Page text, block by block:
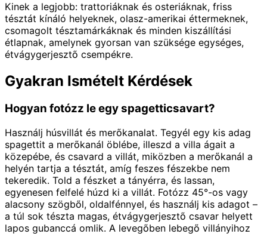
Kinek a legjobb: trattoriáknak és osteriáknak, friss
tésztát kínáló helyeknek, olasz-amerikai éttermeknek,
csomagolt tésztamárkáknak és minden kiszállítási
étlapnak, amelynek gyorsan van szüksége egységes,
étvágygerjesztő csempékre.
Gyakran Ismételt Kérdések
Hogyan fotózz le egy spagetticsavart?
Használj húsvillát és merőkanalat. Tegyél egy kis adag
spagettit a merőkanál öblébe, illeszd a villa ágait a
közepébe, és csavard a villát, miközben a merőkanál a
helyén tartja a tésztát, amíg feszes fészekbe nem
tekeredik. Told a fészket a tányérra, és lassan,
egyenesen felfelé húzd ki a villát. Fotózz 45°-os vagy
alacsony szögből, oldalfénnyel, és használj kis adagot –
a túl sok tészta magas, étvágygerjesztő csavar helyett
lapos gubanccá omlik. A levegőben lebegő villányihoz